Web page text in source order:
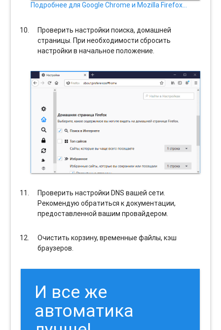
Подробнее для Google Chrome и Mozilla Firefox…
Проверить настройки поиска, домашней
страницы. При необходимости сбросить
настройки в начальное положение.
Проверить настройки DNS вашей сети.
Рекомендую обратиться к документации,
предоставленной вашим провайдером.
Очистить корзину, временные файлы, кэш
браузеров.
И все же
автоматика